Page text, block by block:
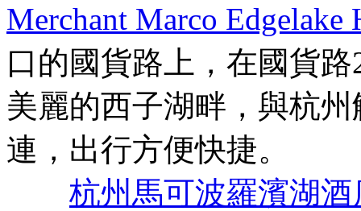
Merchant Marco Edgelake
口的國貨路上，在國貨
美麗的西子湖畔，與杭
連，出行方便快捷。
杭州馬可波羅濱湖